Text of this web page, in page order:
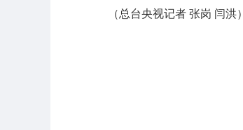
（总台央视记者 张岗 闫洪）